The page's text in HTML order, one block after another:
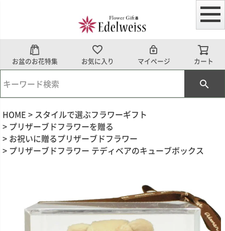
お盆のお花特集 お気に入り マイページ カート
HOME
スタイルで選ぶフラワーギフト
プリザーブドフラワーを贈る
お祝いに贈るプリザーブドフラワー
プリザーブドフラワー テディベアのキューブボックス